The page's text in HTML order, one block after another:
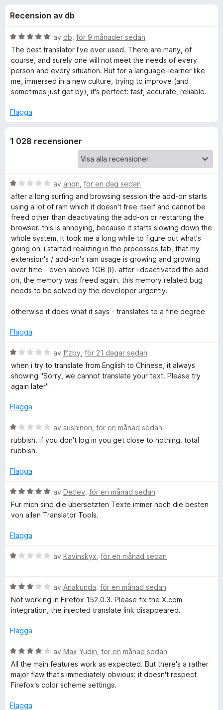
F
r
e
f
o
o
n
e
r
ö
r
D
e
e
p
L
:
I
-
v
e
r
s
t
t
a
e
o
2
v
5
Recension av db
B
e
t
y
g
s
t
a
av db för 9 månader sedan
The best translator I've ever used. There are many, of
course, and surely one will not meet the needs of every
person and every situation. But for a language-learner like
me, immersed in a new culture, trying to improve (and
sometimes just get by), it's perfect: fast, accurate, reliable.
Flagga
1 028 recensioner
B
e
t
y
g
s
a
t
t
1
a
5
av anon för en dag sedan
after a long surfing and browsing session the add-on starts
using a lot of ram which it doesn't free itself and cannot be
freed other than deactivating the add-on or restarting the
browser. this is annoying, because it starts slowing down the
whole system. it took me a long while to figure out what's
going on; i started realizing in the processes tab, that my
extension's / add-on's ram usage is growing and growing
over time - even above 1GB (!). after i deactivated the add-
on, the memory was freed again. this memory related bug
needs to be solved by the developer urgently.
otherwise it does what it says - translates to a fine degree
Flagga
B
e
t
y
s
t
v
av ffzby för 21 dagar sedan
when i try to translate from English to Chinese, it always
showing "Sorry, we cannot translate your text. Please try
again later"
Flagga
B
e
t
g
a
t
a
5
av sushinori för en månad sedan
rubbish. if you don't log in you get close to nothing. total
rubbish.
Flagga
B
e
t
g
a
5
a
v
av Detlev för en månad sedan
Für mich sind die übersetzten Texte immer noch die besten
von allen Translator Tools.
Flagga
B
y
g
s
t
1
a
5
av Kavinskyx för en månad sedan
B
e
t
g
a
3
v
av Anakunda för en månad sedan
Not working in Firefox 152.0.3. Please fix the X.com
integration, the injected translate link disappeared.
Flagga
B
e
t
y
s
av Max Yudin för en månad sedan
All the main features work as expected. But there's a rather
major flaw that's immediately obvious: it doesn't respect
Firefox's color scheme settings.
Flagga